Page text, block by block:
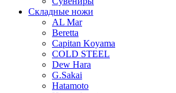
Складные ножи
AL Mar
Beretta
Capitan Koyama
COLD STEEL
Dew Hara
G.Sakai
Hatamoto